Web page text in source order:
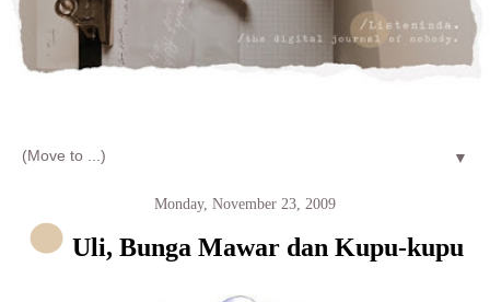
▼
Monday, November 23, 2009
Uli, Bunga Mawar dan Kupu-kupu